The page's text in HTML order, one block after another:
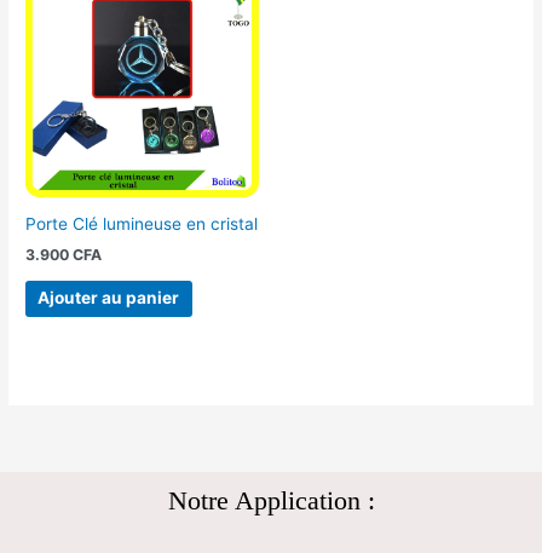
Porte Clé lumineuse en cristal
3.900CFA
Ajouter au panier
Notre Application :